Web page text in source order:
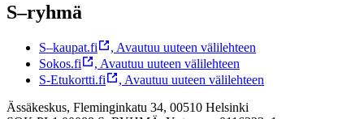
S–ryhmä
S–kaupat.fi , Avautuu uuteen välilehteen
Sokos.fi
, Avautuu uuteen välilehteen
S-Etukortti.fi
, Avautuu uuteen välilehteen
Ässäkeskus, Fleminginkatu 34, 00510 Helsinki